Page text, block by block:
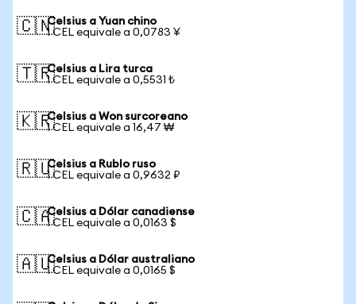
🇨🇳Celsius a Yuan chino
1 CEL equivale a 0,0783 ¥
🇹🇷Celsius a Lira turca
1 CEL equivale a 0,5531 ₺
🇰🇷Celsius a Won surcoreano
1 CEL equivale a 16,47 ₩
🇷🇺Celsius a Rublo ruso
1 CEL equivale a 0,9632 ₽
🇨🇦Celsius a Dólar canadiense
1 CEL equivale a 0,0163 $
🇦🇺Celsius a Dólar australiano
1 CEL equivale a 0,0165 $